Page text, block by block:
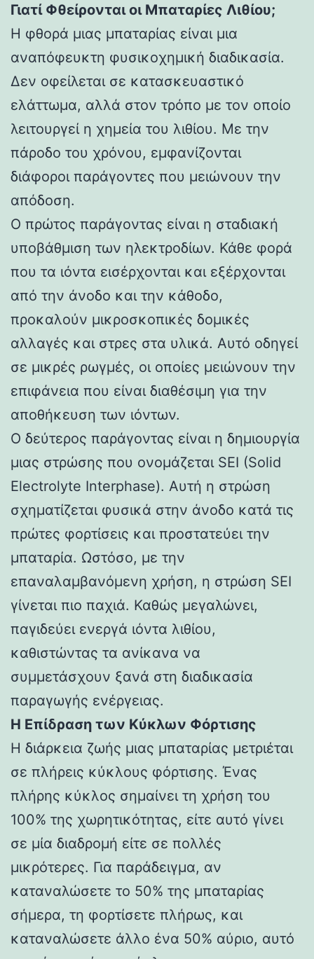
Γιατί Φθείρονται οι Μπαταρίες Λιθίου;
Η φθορά μιας μπαταρίας είναι μια
αναπόφευκτη φυσικοχημική διαδικασία.
Δεν οφείλεται σε κατασκευαστικό
ελάττωμα, αλλά στον τρόπο με τον οποίο
λειτουργεί η χημεία του λιθίου. Με την
πάροδο του χρόνου, εμφανίζονται
διάφοροι παράγοντες που μειώνουν την
απόδοση.
Ο πρώτος παράγοντας είναι η σταδιακή
υποβάθμιση των ηλεκτροδίων. Κάθε φορά
που τα ιόντα εισέρχονται και εξέρχονται
από την άνοδο και την κάθοδο,
προκαλούν μικροσκοπικές δομικές
αλλαγές και στρες στα υλικά. Αυτό οδηγεί
σε μικρές ρωγμές, οι οποίες μειώνουν την
επιφάνεια που είναι διαθέσιμη για την
αποθήκευση των ιόντων.
Ο δεύτερος παράγοντας είναι η δημιουργία
μιας στρώσης που ονομάζεται SEI (Solid
Electrolyte Interphase). Αυτή η στρώση
σχηματίζεται φυσικά στην άνοδο κατά τις
πρώτες φορτίσεις και προστατεύει την
μπαταρία. Ωστόσο, με την
επαναλαμβανόμενη χρήση, η στρώση SEI
γίνεται πιο παχιά. Καθώς μεγαλώνει,
παγιδεύει ενεργά ιόντα λιθίου,
καθιστώντας τα ανίκανα να
συμμετάσχουν ξανά στη διαδικασία
παραγωγής ενέργειας.
Η Επίδραση των Κύκλων Φόρτισης
Η διάρκεια ζωής μιας μπαταρίας μετριέται
σε πλήρεις κύκλους φόρτισης. Ένας
πλήρης κύκλος σημαίνει τη χρήση του
100% της χωρητικότητας, είτε αυτό γίνει
σε μία διαδρομή είτε σε πολλές
μικρότερες. Για παράδειγμα, αν
καταναλώσετε το 50% της μπαταρίας
σήμερα, τη φορτίσετε πλήρως, και
καταναλώσετε άλλο ένα 50% αύριο, αυτό